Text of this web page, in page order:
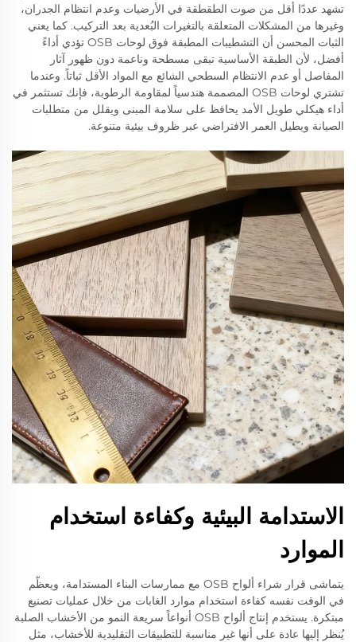
تشهد عددًا أقل من صوت الطقطقة في الأرضيات وعدم انتظام الجدران،
وغيرها من المشكلات المتعلقة بالتغيرات البُعدية بعد التركيب. كما يعني
الثبات المحسن أن التشطيبات المطبقة فوق لوحات OSB تؤدي أداءً
أفضل، لأن الطبقة الأساسية تبقى مسطحة وناعمة دون ظهور آثار
المفاصل أو عدم الانتظام السطحي الشائع مع المواد الأقل ثباتاً. وعندما
تشتري لوحات OSB المصممة هندسياً لمقاومة الرطوبة، فإنك تستثمر في
أداء هيكلي طويل الأمد يحافظ على سلامة المبنى ويقلل من متطلبات
الصيانة ويطيل العمر الافتراضي عبر ظروف بيئية متنوعة.
الاستدامة البيئية وكفاءة استخدام
الموارد
يتماشى قرار شراء ألواح OSB مع ممارسات البناء المستدامة، ويعظّم
في الوقت نفسه كفاءة استخدام موارد الغابات من خلال عمليات تصنيع
مبتكرة. يستخدم إنتاج ألواح OSB أنواعاً سريعة النمو من الأخشاب الصلبة
يُنظر إليها عادة على أنها غير مناسبة للتطبيقات التقليدية للأخشاب، مثل